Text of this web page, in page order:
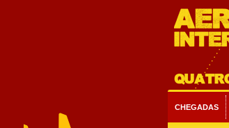
CHEGADAS